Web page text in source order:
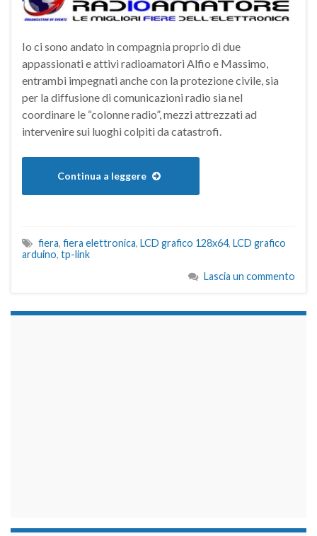
Io ci sono andato in compagnia proprio di due
appassionati e attivi radioamatori Alfio e Massimo,
entrambi impegnati anche con la protezione civile, sia
per la diffusione di comunicazioni radio sia nel
coordinare le “colonne radio”, mezzi attrezzati ad
intervenire sui luoghi colpiti da catastrofi.
Continua a leggere
fiera, fiera elettronica, LCD grafico 128x64, LCD grafico
arduino, tp-link
Lascia un commento